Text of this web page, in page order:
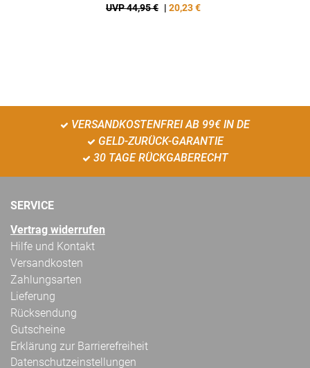
UVP 44,95 € | 20,23€
VERSANDKOSTENFREI AB 99€ IN DE
GELD-ZURÜCK-GARANTIE
30 TAGE RÜCKGABERECHT
SERVICE
Vertrag widerrufen
Hilfe und Kontakt
Versandkosten
Zahlungsarten
Lieferung
Rücksendung
Gutscheine
Erklärung zur Barrierefreiheit
Datenschutzeinstellungen